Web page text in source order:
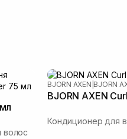
волос
BJORN AXEN BJORN
BJORN AXEN
Кондиционер для